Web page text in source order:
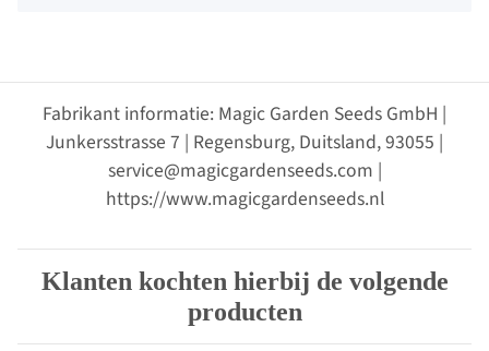
Fabrikant informatie: Magic Garden Seeds GmbH |
Junkersstrasse 7 | Regensburg, Duitsland, 93055 |
service@magicgardenseeds.com |
https://www.magicgardenseeds.nl
Klanten kochten hierbij de volgende
producten